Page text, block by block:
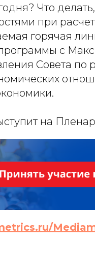
Что
при
горячая
с
Совета по
на